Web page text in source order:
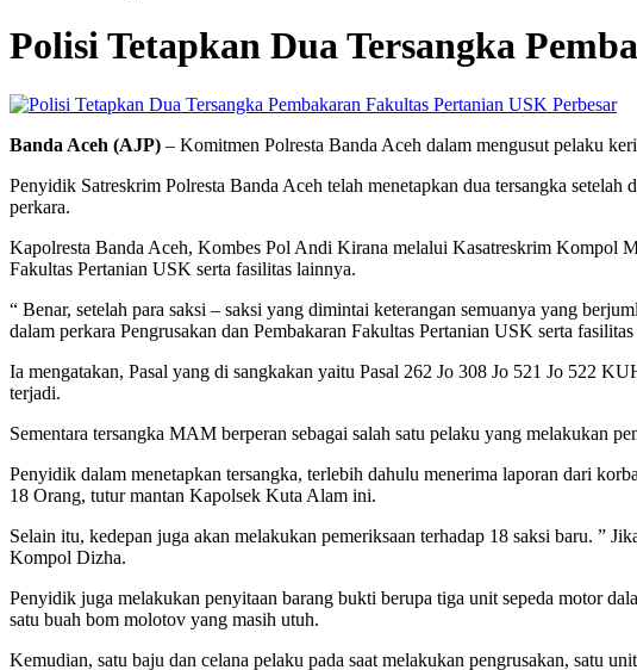
Polisi Tetapkan Dua Tersangka
Perbesar
Banda Aceh (AJP) – Komitmen Polresta Banda Aceh dalam mengusut pelaku
Penyidik Satreskrim Polresta Banda Aceh telah menetapkan dua tersangka
perkara.
Kapolresta Banda Aceh, Kombes Pol Andi Kirana melalui Kasatreskrim Kompol
Fakultas Pertanian USK serta fasilitas lainnya.
“ Benar, setelah para saksi – saksi yang dimintai keterangan semuanya yang
dalam perkara Pengrusakan dan Pembakaran Fakultas Pertanian USK serta
Ia mengatakan, Pasal yang di sangkakan yaitu Pasal 262 Jo 308 Jo 521 Jo 522
terjadi.
Sementara tersangka MAM berperan sebagai salah satu pelaku yang melakukan
Penyidik dalam menetapkan tersangka, terlebih dahulu menerima laporan dari
18 Orang, tutur mantan Kapolsek Kuta Alam ini.
Selain itu, kedepan juga akan melakukan pemeriksaan terhadap 18 saksi baru. ”
Kompol Dizha.
Penyidik juga melakukan penyitaan barang bukti berupa tiga unit sepeda motor
satu buah bom molotov yang masih utuh.
Kemudian, satu baju dan celana pelaku pada saat melakukan pengrusakan, satu